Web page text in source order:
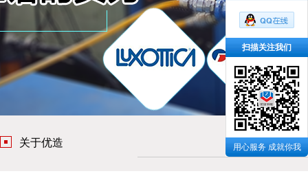
关于优造
扫描关注我们
用心服务 成就你我